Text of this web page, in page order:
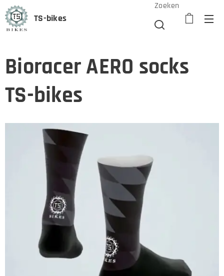
TS-bikes
Zoeken
Bioracer AERO socks
TS-bikes